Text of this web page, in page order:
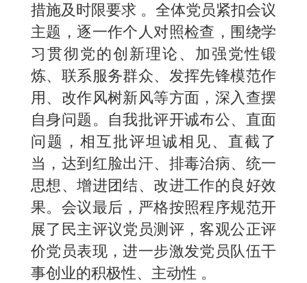
措施及时限要求 。全体党员紧扣会议
主题，逐一作个人对照检查，围绕学
习贯彻党的创新理论、加强党性锻
炼、联系服务群众、发挥先锋模范作
用、改作风树新风等方面，深入查摆
自身问题。自我批评开诚布公、直面
问题，相互批评坦诚相见、直截了
当，达到红脸出汗、排毒治病、统一
思想、增进团结、改进工作的良好效
果。会议最后，严格按照程序规范开
展了民主评议党员测评，客观公正评
价党员表现，进一步激发党员队伍干
事创业的积极性、主动性 。